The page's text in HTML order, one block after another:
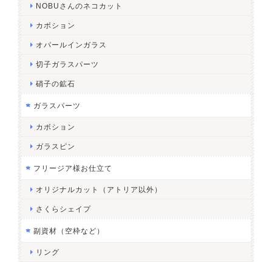
NOBUさんのネコカット
カボション
オパールインガラス
切子ガラスパーツ
硝子の鉱石
ガラスパーツ
カボション
ガラスピン
フリージア様お仕立て
オリジナルカット（アトリア以外）
さくらシェイプ
副資材（空枠など）
リング